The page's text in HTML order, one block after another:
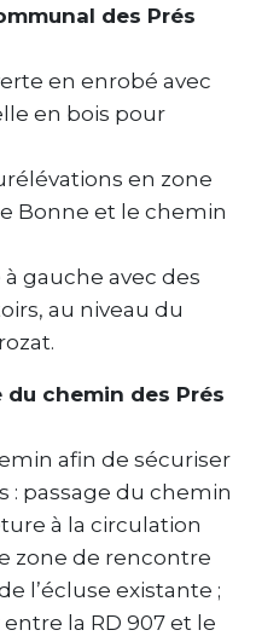
des Prés
en enrobé avec
en bois pour
en zone
Bonne et le chemin
gauche avec des
au niveau du
du chemin des Prés
afin de sécuriser
: passage du chemin
à la circulation
zone de rencontre
l’écluse existante ;
la RD 907 et le